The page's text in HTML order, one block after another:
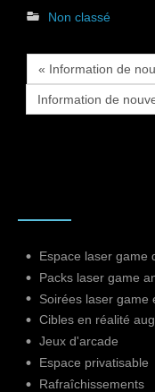
Non classé
« Information de
Information de
Espace laser game
Packs laser game
Soirées laser game
Cibles en réalité
Jeux d'arcade
Espace privatisable
Rafraîchissements